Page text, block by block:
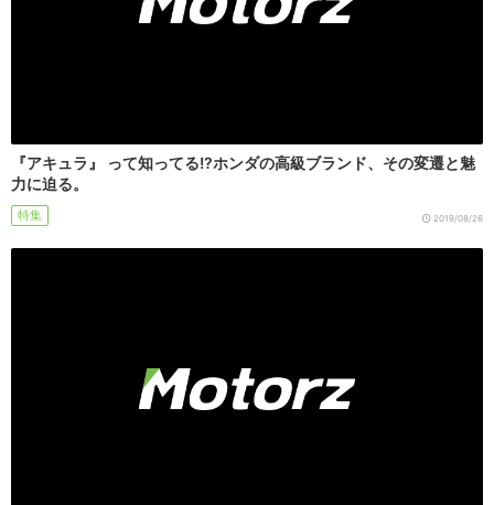
『アキュラ』 って知ってる!?ホンダの高級ブランド、その変遷と魅
力に迫る。
特集 2019/08/26